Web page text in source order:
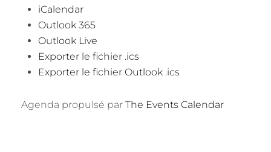
iCalendar
Outlook 365
Outlook Live
Exporter le fichier .ics
Exporter le fichier Outlook .ics
Agenda propulsé par The Events Calendar